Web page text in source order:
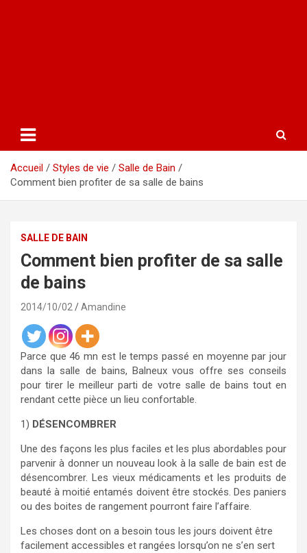
Accueil Styles de vie
Salle de Bain
Comment bien profiter de sa salle de bains
SALLE DE BAIN
Comment bien profiter de sa salle
de bains
2014/10/02 Amandine
Parce que 46 mn est le temps passé en moyenne par jour
dans la salle de bains, Balneux vous offre ses conseils
pour tirer le meilleur parti de votre salle de bains tout en
rendant cette pièce un lieu confortable.
1) DÉSENCOMBRER
Une des façons les plus faciles et les plus abordables pour
parvenir à donner un nouveau look à la salle de bain est de
désencombrer. Les vieux médicaments et les produits de
beauté à moitié entamés doivent être stockés. Des paniers
ou des boites de rangement pourront faire l’affaire.
Les choses dont on a besoin tous les jours doivent être
facilement accessibles et rangées lorsqu’on ne s’en sert